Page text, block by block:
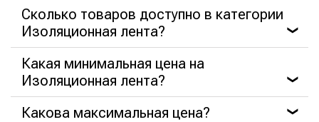
Сколько товаров доступно в категории
Изоляционная лента?
❯
Какая минимальная цена на
Изоляционная лента?
❯
Какова максимальная цена? ❯